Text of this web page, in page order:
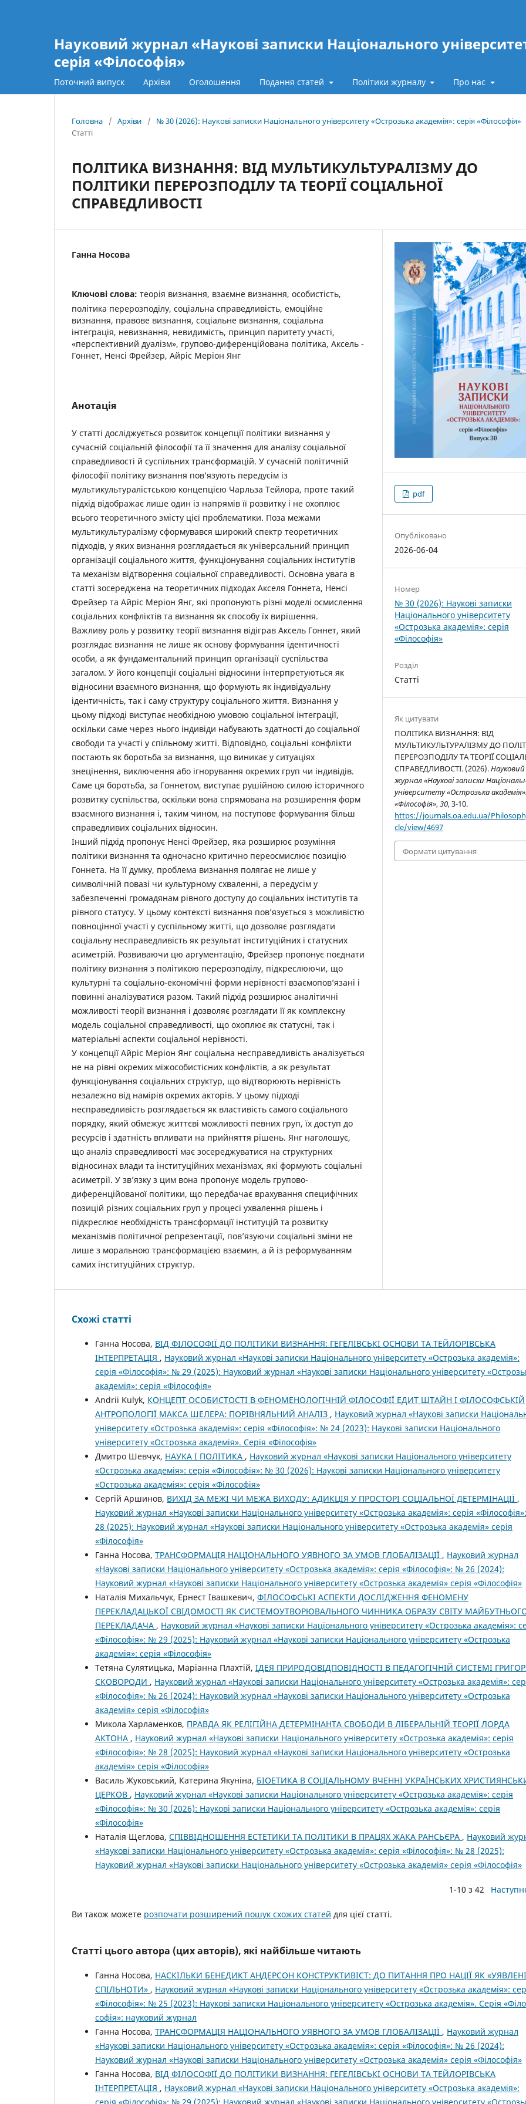
Науковий журнал «Наукові записки Національного
серія «Філософія»
Поточний випуск Архіви Оголошення Подання статей Політики журналу Про нас
Головна / Архіви / № 30 (2026): Наукові записки Національного університету «Острозька академія»: серія «Філософія»
Статті
ПОЛІТИКА ВИЗНАННЯ: ВІД МУЛЬТИКУЛЬТУРАЛІЗМУ ДО
ПОЛІТИКИ ПЕРЕРОЗПОДІЛУ ТА ТЕОРІЇ СОЦІАЛЬНОЇ
СПРАВЕДЛИВОСТІ
Ганна Носова
Ключові слова: теорія визнання, взаємне визнання, особистість,
політика перерозподілу, соціальна справедливість, емоційне
визнання, правове визнання, соціальне визнання, соціальна
інтеграція, невизнання, ­невидимість, принцип паритету участі,
«перспективний дуалізм», групово-диференційована політика, Аксель ­
Гоннет, Ненсі Фрейзер, Айріс Меріон Янг
Анотація
У статті досліджується розвиток концепції політики визнання у
сучасній соціальній філософії та її значення для аналізу соціальної
справедливості й суспільних трансформацій. У сучасній політичній
філософії політику визнання пов’язують передусім із
мультикультуралістською концепцією Чарльза Тейлора, проте такий
підхід відображає лише один із напрямів її розвитку і не охоплює
всього теоретичного змісту цієї проблематики. Поза межами
мультикультуралізму сформувався широкий спектр теоретичних
підходів, у яких визнання розглядається як універсальний принцип
організації соціального життя, функціонування соціаль­них інститутів
та механізм відтворення соціальної справедливості. Основна увага в
статті зосереджена на ­теоретичних підходах Акселя Гоннета, Ненсі
Фрейзер та Айріс Меріон Янг, які пропонують різні моделі осмислення
соціальних конфліктів та визнання як способу їх вирішення.
Важливу роль у розвитку теорії визнання відіграв Аксель Гоннет, який
розглядає визнання не лише як основу формування ідентичності
особи, а як фундаментальний принцип організації суспільства
загалом. У його концепції соціальні відносини інтерпретуються як
відносини взаємного визнання, що формують як індивідуальну
ідентичність, так і саму структуру соціального життя. Визнання у
цьому підході виступає необхідною умовою соціальної інтеграції,
оскільки саме через нього індивіди набувають здатності до соціальної
свободи та участі у спільному житті. Відповідно, соціальні конфлікти
постають як боротьба за визнання, що виникає у ситуаціях
знецінення, виключення або ігнорування окремих груп чи індивідів.
Саме ця боротьба, за ­Гоннетом, виступає рушійною силою історичного
розвитку суспільства, оскільки вона спрямована на розширення форм
взаємного визнання і, таким чином, на поступове формування більш
справедливих соціальних відносин.
Інший підхід пропонує Ненсі Фрейзер, яка розширює розуміння
політики визнання та одночасно критично переосмислює позицію
Гоннета. На її думку, проблема визнання полягає не лише у
символічній повазі чи культурному схваленні, а передусім у
забезпеченні громадянам рівного доступу до соціальних інститутів та
рівного статусу. У цьому контексті визнання пов’язується з можливістю
повноцінної участі у суспільному ­житті, що дозволяє розглядати
соціальну несправедливість як результат інституційних і статусних
асиметрій. ­Розвиваючи цю аргументацію, Фрейзер пропонує поєднати
політику визнання з політикою перерозподілу, підкреслюючи, що
культурні та соціально-економічні форми нерівності взаємопов’язані і
повинні аналізуватися разом. Такий підхід розширює аналітичні
можливості теорії визнання і дозволяє розглядати її як комплексну
модель соціальної справедливості, що охоплює як статусні, так і
матеріальні аспекти соціальної нерівності.
У концепції Айріс Меріон Янг соціальна несправедливість аналізується
не на рівні окремих міжособистісних конфліктів, а як результат
функціонування соціальних структур, що відтворюють нерівність
незалежно від намірів окремих акторів. У цьому підході
несправедливість розглядається як властивість самого соціального
порядку, який обмежує життєві можливості певних груп, їх доступ до
ресурсів і здатність впливати на прийняття рішень. Янг наголошує,
що аналіз справедливості має зосереджуватися на структурних
відносинах влади та інституційних механізмах, які формують соціальні
асиметрії. У зв’язку з цим вона пропонує модель групово-
диференційованої політики, що передбачає врахування специфічних
позицій різних соціальних груп у процесі ухвалення рішень і
підкреслює необхідність трансформації інституцій та розвитку
механізмів політичної репрезентації, пов’язуючи соціальні зміни не
лише з моральною трансформацією взаємин, а й із реформуванням
самих інституційних структур.
pdf
Опубліковано
2026-06-04
Номер
№ 30 (2026): Наукові записки
Національного університету
«Острозька академія»: серія
«Філософія»
Розділ
Статті
Як цитувати
ПОЛІТИКА ВИЗНАННЯ: ВІД
МУЛЬТИКУЛЬТУРАЛІЗМУ ДО
ПЕРЕРОЗПОДІЛУ ТА ТЕОРІЇ
СПРАВЕДЛИВОСТІ. (2026).Науковий
журнал «Наукові записки
університету «Острозька
«Філософія»,30, 3-10.
https://journals.oa.edu.ua/
cle/view/4697
Формати цитування
Схожі статті
Ганна Носова, ВІД ФІЛОСОФІЇ ДО ПОЛІТИКИ ВИЗНАННЯ: ГЕГЕЛІВСЬКІ ОСНОВИ ТА ТЕЙЛОРІВСЬКА
ІНТЕРПРЕТАЦІЯ , Науковий журнал «Наукові записки Національного університету «Острозька академія»:
серія «Філософія»: № 29 (2025): Науковий журнал «Наукові записки Національного університету
академія»: серія «Філософія»
Andrii Kulyk, КОНЦЕПТ ОСОБИСТОСТІ В ФЕНОМЕНОЛОГІЧНІЙ ФІЛОСОФІЇ ЕДИТ ШТАЙН І ФІЛОСОФСЬКІЙ
АНТРОПОЛОГІЇ МАКСА ШЕЛЕРА: ПОРІВНЯЛЬНИЙ АНАЛІЗ , Науковий журнал «Наукові записки
університету «Острозька академія»: серія «Філософія»: № 24 (2023): Наукові записки Національного
університету «Острозька академія». Серія «Філософія»
Дмитро Шевчук, НАУКА І ПОЛІТИКА , Науковий журнал «Наукові записки Національного університету
«Острозька академія»: серія «Філософія»: № 30 (2026): Наукові записки Національного університету
«Острозька академія»: серія «Філософія»
Сергій Аршинов, ВИХІД ЗА МЕЖІ ЧИ МЕЖА ВИХОДУ: АДИКЦІЯ У ПРОСТОРІ СОЦІАЛЬНОЇ ДЕТЕРМІНАЦІЇ ,
Науковий журнал «Наукові записки Національного університету «Острозька академія»: серія
28 (2025): Науковий журнал «Наукові записки Національного університету «Острозька академія» серія
«Філософія»
Ганна Носова, ТРАНСФОРМАЦІЯ НАЦІОНАЛЬНОГО УЯВНОГО ЗА УМОВ ГЛОБАЛІЗАЦІЇ , Науковий журнал
«Наукові записки Національного університету «Острозька академія»: серія «Філософія»: № 26 (2024):
Науковий журнал «Наукові записки Національного університету «Острозька академія» серія «Філософія»
Наталія Михальчук, Ернест Івашкевич, ФІЛОСОФСЬКІ АСПЕКТИ ДОСЛІДЖЕННЯ ФЕНОМЕНУ
ПЕРЕКЛАДАЦЬКОЇ СВІДОМОСТІ ЯК СИСТЕМОУТВОРЮВАЛЬНОГО ЧИННИКА ОБРАЗУ СВІТУ
ПЕРЕКЛАДАЧА , Науковий журнал «Наукові записки Національного університету «Острозька академія»:
«Філософія»: № 29 (2025): Науковий журнал «Наукові записки Національного університету «Острозька
академія»: серія «Філософія»
Тетяна Сулятицька, Маріанна Плахтій, ІДЕЯ ПРИРОДОВІДПОВІДНОСТІ В ПЕДАГОГІЧНІЙ СИСТЕМІ
СКОВОРОДИ , Науковий журнал «Наукові записки Національного університету «Острозька академія»:
«Філософія»: № 26 (2024): Науковий журнал «Наукові записки Національного університету «Острозька
академія» серія «Філософія»
Микола Харламенков, ПРАВДА ЯК РЕЛІГІЙНА ДЕТЕРМІНАНТА СВОБОДИ В ЛІБЕРАЛЬНІЙ ТЕОРІЇ ЛОРДА
АКТОНА , Науковий журнал «Наукові записки Національного університету «Острозька академія»: серія
«Філософія»: № 28 (2025): Науковий журнал «Наукові записки Національного університету «Острозька
академія» серія «Філософія»
Василь Жуковський, Катерина Якуніна, БІОЕТИКА В СОЦІАЛЬНОМУ ВЧЕННІ УКРАЇНСЬКИХ
ЦЕРКОВ , Науковий журнал «Наукові записки Національного університету «Острозька академія»: серія
«Філософія»: № 30 (2026): Наукові записки Національного університету «Острозька академія»: серія
«Філософія»
Наталія Щеглова, СПІВВІДНОШЕННЯ ЕСТЕТИКИ ТА ПОЛІТИКИ В ПРАЦЯХ ЖАКА РАНСЬ­ЄРА , Науковий
«Наукові записки Національного університету «Острозька академія»: серія «Філософія»: № 28 (2025):
Науковий журнал «Наукові записки Національного університету «Острозька академія» серія «Філософія»
1-10 з 42
Ви також можете розпочати розширений пошук схожих статей для цієї статті.
Статті цього автора (цих авторів), які найбільше читають
Ганна Носова, НАСКІЛЬКИ БЕНЕДИКТ АНДЕРСОН КОНСТРУКТИВІСТ: ДО ПИТАННЯ ПРО НАЦІЇ ЯК «УЯВЛЕНІ
СПІЛЬНОТИ» , Науковий журнал «Наукові записки Національного університету «Острозька академія»:
«Філософія»: № 25 (2023): Наукові записки Національного університету «Острозька академія». Серія
софія»: науковий журнал
Ганна Носова, ТРАНСФОРМАЦІЯ НАЦІОНАЛЬНОГО УЯВНОГО ЗА УМОВ ГЛОБАЛІЗАЦІЇ , Науковий журнал
«Наукові записки Національного університету «Острозька академія»: серія «Філософія»: № 26 (2024):
Науковий журнал «Наукові записки Національного університету «Острозька академія» серія «Філософія»
Ганна Носова, ВІД ФІЛОСОФІЇ ДО ПОЛІТИКИ ВИЗНАННЯ: ГЕГЕЛІВСЬКІ ОСНОВИ ТА ТЕЙЛОРІВСЬКА
ІНТЕРПРЕТАЦІЯ , Науковий журнал «Наукові записки Національного університету «Острозька академія»: